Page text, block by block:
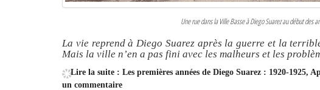
Une rue dans la Ville Basse à Diego Suarez au début des
La vie reprend à Diego Suarez après la guerre et la
Mais la ville n’en a pas fini avec les malheurs et les
Lire la suite : Les premières années de Diego Suarez : 1920-1925,
un commentaire